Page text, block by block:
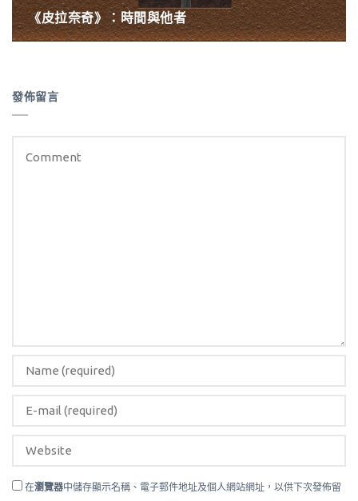
《皮拉奈奇》：時間與他者
發佈留言
在瀏覽器中儲存顯示名稱、電子郵件地址及個人網站網址，以供下次發佈留